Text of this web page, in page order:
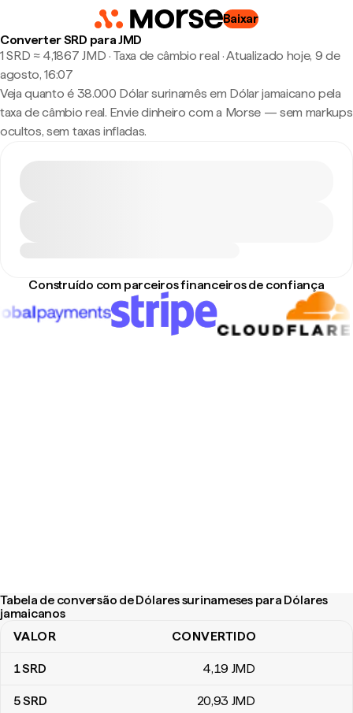
Baixar
Converter SRD para JMD
1 SRD ≈ 4,1867 JMD · Taxa de câmbio real ·Atualizado hoje, 9 de
agosto, 16:07
Veja quanto é 38.000 Dólar surinamês em Dólar jamaicano pela
taxa de câmbio real. Envie dinheiro com a Morse — sem markups
ocultos, sem taxas infladas.
Construído com parceiros financeiros de confiança
Tabela de conversão de Dólares surinameses para Dólares
jamaicanos
Tabela de conversão de Dólares surinameses para Dólares
VALOR CONVERTIDO
1SRD 4,19 JMD
5SRD 20,93 JMD